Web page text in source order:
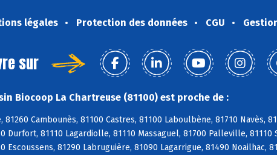
légales Protection des données CGU
sur
Biocoop La Chartreuse (81100) est proche de :
81260 Cambounès, 81100 Castres, 81100 Laboulbène, 81710 Navès,
Durfort, 81110 Lagardiolle, 81110 Massaguel, 81700 Palleville, 81110
Escoussens, 81290 Labruguière, 81090 Lagarrigue, 81490 Noailhac,